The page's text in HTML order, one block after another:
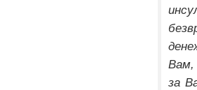
Вам,
за